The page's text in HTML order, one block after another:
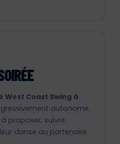
West Coast Swing à
autonome.
proposer, suivre,
danse au partenaire